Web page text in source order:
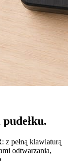
z pełną klawiaturą
odtwarzania,